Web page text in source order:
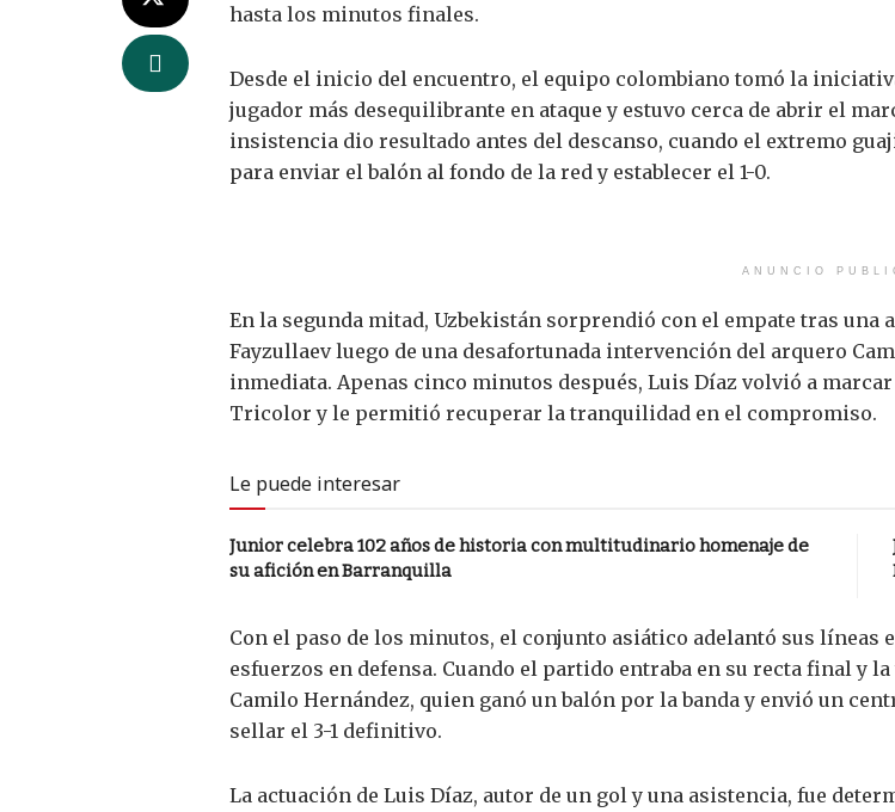
hasta los minutos finales.
Desde el inicio del encuentro, el equipo colombiano tomó la
jugador más desequilibrante en ataque y estuvo cerca de abrir el
insistencia dio resultado antes del descanso, cuando el extremo
para enviar el balón al fondo de la red y establecer el 1-0.
ANUNCIO
En la segunda mitad, Uzbekistán sorprendió con el empate tras
Fayzullaev luego de una desafortunada intervención del arquero
inmediata. Apenas cinco minutos después, Luis Díaz volvió a
Tricolor y le permitió recuperar la tranquilidad en el compromiso.
Le puede interesar
Junior celebra 102 años de historia con multitudinario homenaje de
su afición en Barranquilla
Con el paso de los minutos, el conjunto asiático adelantó sus líneas
esfuerzos en defensa. Cuando el partido entraba en su recta final y
Camilo Hernández, quien ganó un balón por la banda y envió un
sellar el 3-1 definitivo.
La actuación de Luis Díaz, autor de un gol y una asistencia, fue